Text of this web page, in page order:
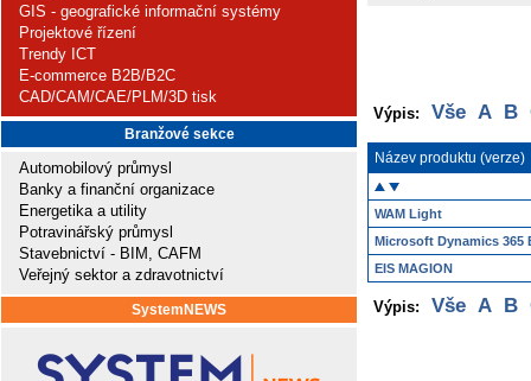
GIS - geografické informační systémy
Projektové řízení
Trendy ICT
E-commerce B2B/B2C
CAD/CAM/CAE/PLM/3D tisk
Branžové sekce
Automobilový průmysl
Banky a finanční organizace
Energetika a utility
Potravinářský průmysl
Stavebnictví - BIM, CAFM
Veřejný sektor a zdravotnictví
SystemNEWS
Výpis: Vše A B
Název produktu (verze)
WAM Light
Microsoft Dynamics 365
EIS MAGION
Výpis: Vše A B